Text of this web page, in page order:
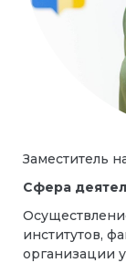
Заместитель
Сфера
институтов,
организации